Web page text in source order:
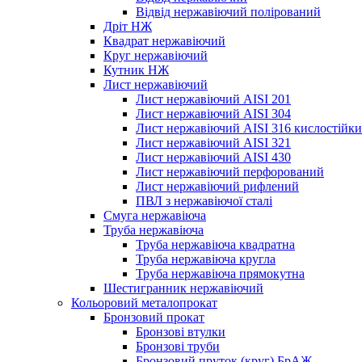
Відвід нержавіючий полірований
Дріт НЖ
Квадрат нержавіючий
Круг нержавіючий
Кутник НЖ
Лист нержавіючий
Лист нержавіючий AISI 201
Лист нержавіючий AISI 304
Лист нержавіючий AISI 316
Лист нержавіючий AISI 321
Лист нержавіючий AISI 430
Лист нержавіючий перфорований
Лист нержавіючий рифлений
ПВЛ з нержавіючої сталі
Смуга нержавіюча
Труба нержавіюча
Труба нержавіюча квадратна
Труба нержавіюча кругла
Труба нержавіюча прямокутна
Шестигранник нержавіючий
Кольоровий металопрокат
Бронзовий прокат
Бронзові втулки
Бронзові труби